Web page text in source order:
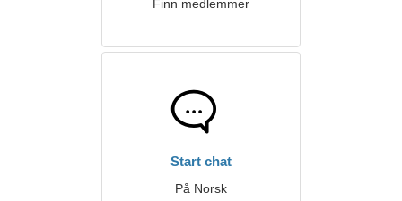
Finn medlemmer
Start chat
På Norsk